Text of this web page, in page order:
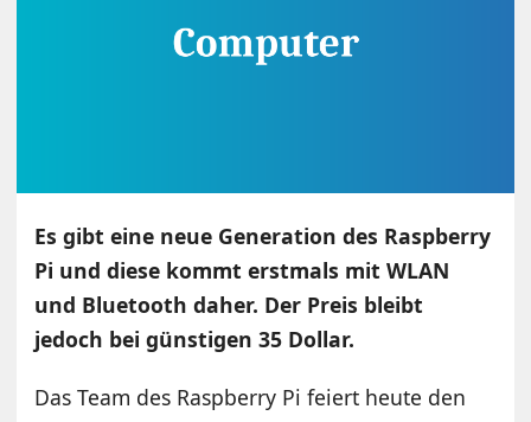
Es gibt eine neue Generation des Raspberry
Pi und diese kommt erstmals mit WLAN
und Bluetooth daher. Der Preis bleibt
jedoch bei günstigen 35 Dollar.
Das Team des Raspberry Pi feiert heute den